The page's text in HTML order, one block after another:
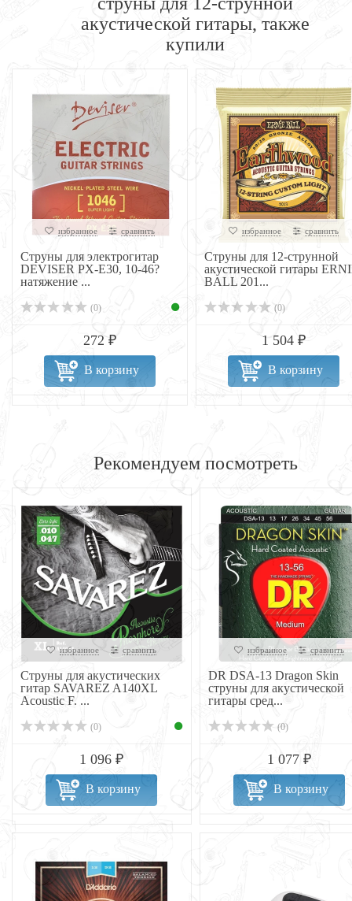
акустической гитары, также
купили
избранное сравнить
Струны для электрогитар
DEVISER PX-E30, 10-46?
натяжение ...
(0)
272 ₽
В корзину
избранное сравнить
Струны для 12-струнной
акустической гитары
BALL 201...
(0)
1 504 ₽
В корзину
Рекомендуем посмотреть
избранное сравнить
Струны для акустических
гитар SAVAREZ A140XL
Acoustic F. ...
(0)
1 096 ₽
В корзину
избранное сравнить
DR DSA-13 Dragon Skin
струны для акустической
гитары сред...
(0)
1 077 ₽
В корзину